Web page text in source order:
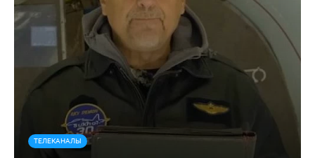
ТЕЛЕКАНАЛЫ